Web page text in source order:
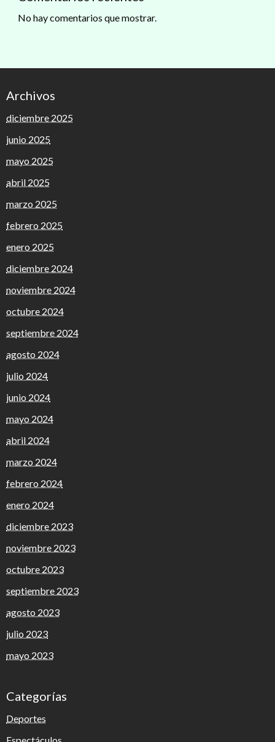
No hay comentarios que mostrar.
Archivos
diciembre 2025
junio 2025
mayo 2025
abril 2025
marzo 2025
febrero 2025
enero 2025
diciembre 2024
noviembre 2024
octubre 2024
septiembre 2024
agosto 2024
julio 2024
junio 2024
mayo 2024
abril 2024
marzo 2024
febrero 2024
enero 2024
diciembre 2023
noviembre 2023
octubre 2023
septiembre 2023
agosto 2023
julio 2023
mayo 2023
Categorías
Deportes